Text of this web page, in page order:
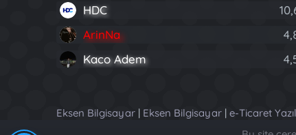
HDC
ArinNa
Kaco Adem
Eksen Bilgisayar | Eksen Bilgisayar | e-Ticaret